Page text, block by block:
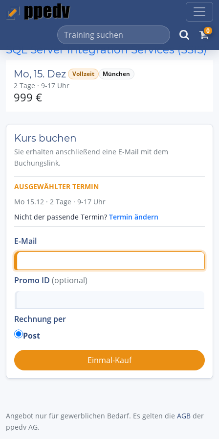
0
SQL Server Integration Services (SSIS)
Mo, 15. Dez Vollzeit München
2 Tage · 9-17 Uhr
999 €
Kurs buchen
Sie erhalten anschließend eine E-Mail mit dem
Buchungslink.
AUSGEWÄHLTER TERMIN
Mo 15.12 · 2 Tage · 9-17 Uhr
Nicht der passende Termin? Termin ändern
E-Mail
Promo ID (optional)
Rechnung per
Post
Angebot nur für gewerblichen Bedarf. Es gelten die AGB der
ppedv AG.